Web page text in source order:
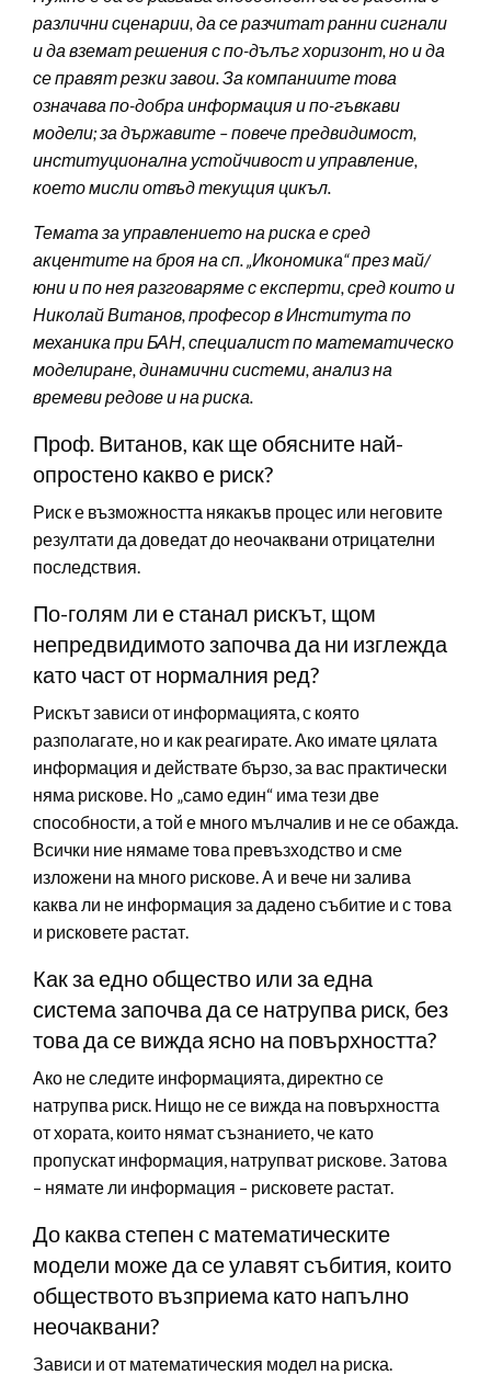
различни сценарии, да се разчитат ранни сигнали
и да вземат решения с по-дълъг хоризонт, но и да
се правят резки завои. За компаниите това
означава по-добра информация и по-гъвкави
модели; за държавите – повече предвидимост,
институционална устойчивост и управление,
което мисли отвъд текущия цикъл.
Темата за управлението на риска е сред
акцентите на броя на сп. „Икономика“ през май/
юни и по нея разговаряме с експерти, сред които и
Николай Витанов, професор в Института по
механика при БАН, специалист по математическо
моделиране, динамични системи, анализ на
времеви редове и на риска.
Проф. Витанов, как ще обясните най-
опростено какво е риск?
Риск е възможността някакъв процес или неговите
резултати да доведат до неочаквани отрицателни
последствия.
По-голям ли е станал рискът, щом
непредвидимото започва да ни изглежда
като част от нормалния ред?
Рискът зависи от информацията, с която
разполагате, но и как реагирате. Ако имате цялата
информация и действате бързо, за вас практически
няма рискове. Но „само един“ има тези две
способности, а той е много мълчалив и не се обажда.
Всички ние нямаме това превъзходство и сме
изложени на много рискове. А и вече ни залива
каква ли не информация за дадено събитие и с това
и рисковете растат.
Как за едно общество или за една
система започва да се натрупва риск, без
това да се вижда ясно на повърхността?
Ако не следите информацията, директно се
натрупва риск. Нищо не се вижда на повърхността
от хората, които нямат съзнанието, че като
пропускат информация, натрупват рискове. Затова
– нямате ли информация – рисковете растат.
До каква степен с математическите
модели може да се улавят събития, които
обществото възприема като напълно
неочаквани?
Зависи и от математическия модел на риска.